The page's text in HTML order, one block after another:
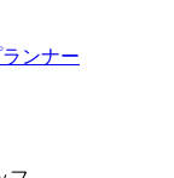
ンナー